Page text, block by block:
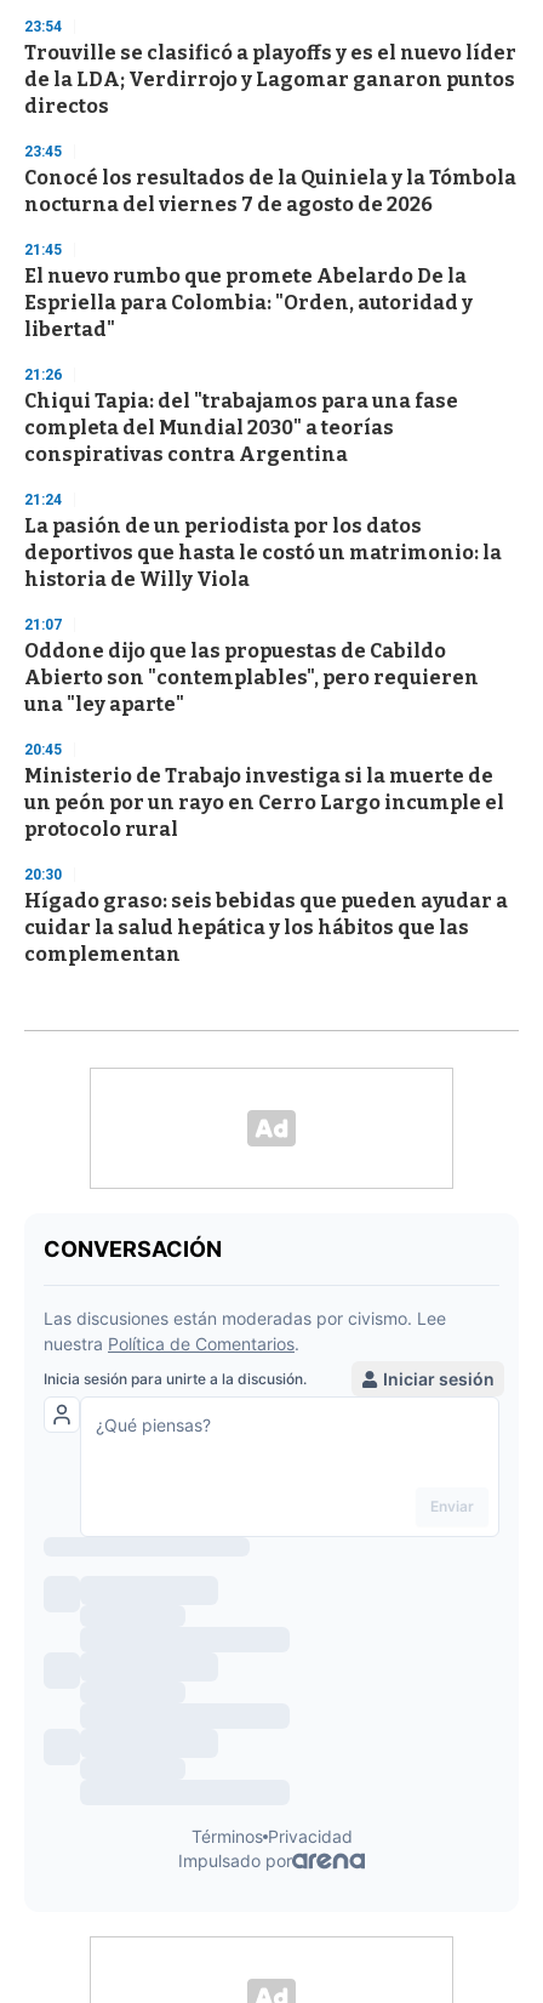
d
s
o
f
3
s
e
c
o
d
s
23:54
Trouville se clasificó a playoffs y es el nuevo líder
de la LDA; Verdirrojo y Lagomar ganaron puntos
directos
23:45
Conocé los resultados de la Quiniela y la Tómbola
nocturna del viernes 7 de agosto de 2026
21:45
El nuevo rumbo que promete Abelardo De la
Espriella para Colombia: "Orden, autoridad y
libertad"
21:26
Chiqui Tapia: del "trabajamos para una fase
completa del Mundial 2030" a teorías
conspirativas contra Argentina
21:24
La pasión de un periodista por los datos
deportivos que hasta le costó un matrimonio: la
historia de Willy Viola
21:07
Oddone dijo que las propuestas de Cabildo
Abierto son "contemplables", pero requieren
una "ley aparte"
20:45
Ministerio de Trabajo investiga si la muerte de
un peón por un rayo en Cerro Largo incumple el
protocolo rural
20:30
Hígado graso: seis bebidas que pueden ayudar a
cuidar la salud hepática y los hábitos que las
complementan